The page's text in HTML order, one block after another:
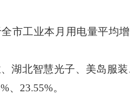
市工业本 月用电量平均
湖北智慧光子、美岛服装
、 23.55%。